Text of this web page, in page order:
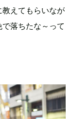
えてもらいなが
落ちたな～って